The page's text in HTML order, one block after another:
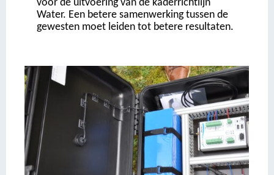
voor de uitvoering van de kaderrichtlijn
Water. Een betere samenwerking tussen de
gewesten moet leiden tot betere resultaten.